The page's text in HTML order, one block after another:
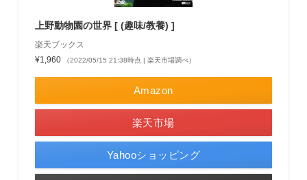
上野動物園の世界 [ (趣味/教養) ]
楽天ブックス
¥1,960
（2022/05/15 21:38時点 | 楽天市場調べ）
Amazon
楽天市場
Yahooショッピング